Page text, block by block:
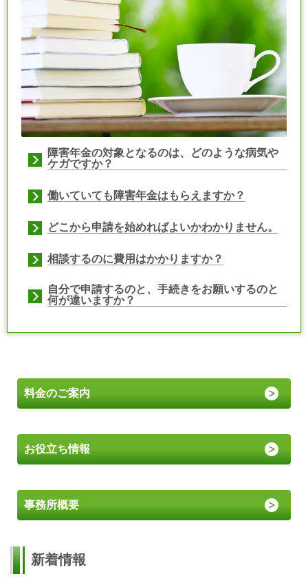
障害年金の対象となるのは、どのような病気や
ケガですか？
働いていても障害年金はもらえますか？
どこから申請を始めればよいかわかりません。
相談するのに費用はかかりますか？
自分で申請するのと、手続きをお願いするのと
何が違いますか？
料金のご案内
お役立ち情報
事務所概要
新着情報